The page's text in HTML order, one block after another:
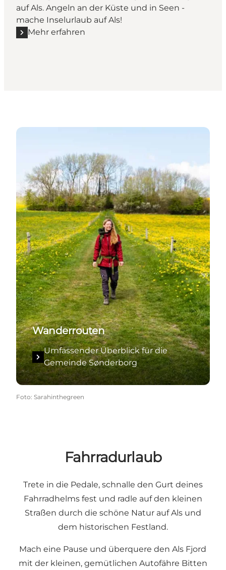
auf Als. Angeln an der Küste und in Seen -
mache Inselurlaub auf Als!
Mehr erfahren
Mehr erfahren "Entdecke die Natur in Sønderborg"
Umfassender Überblick für die Gemeinde
Wanderrouten
Umfassender Überblick für die
Gemeinde Sønderborg
Foto: Sarahinthegreen
Fahrradurlaub
Trete in die Pedale, schnalle den Gurt deines
Fahrradhelms fest und radle auf den kleinen
Straßen durch die schöne Natur auf Als und
dem historischen Festland.
Mach eine Pause und überquere den Als Fjord
mit der kleinen, gemütlichen Autofähre Bitten